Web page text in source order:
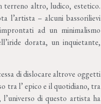
terreno altro, ludico, estetico.
l’artista – alcuni bassorilievi
ad un minimalismo
dorata, un inquietante,
di dislocare altrove oggetti
tra l’ epico e il quotidiano, tra
di questo artista ha